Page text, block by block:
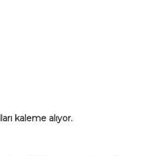
kaleme alıyor.